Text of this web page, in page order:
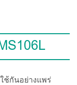
ใช้กันอย่างแพร่